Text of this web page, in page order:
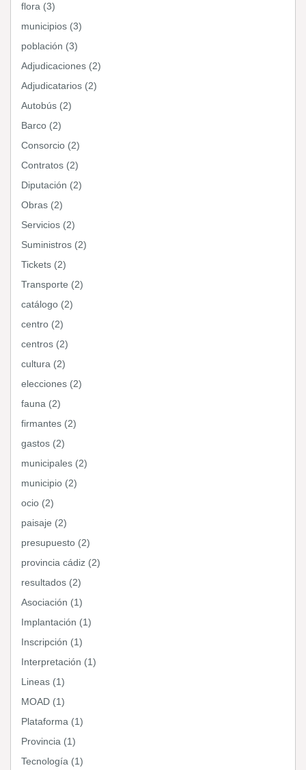
flora (3)
municipios (3)
población (3)
Adjudicaciones (2)
Adjudicatarios (2)
Autobús (2)
Barco (2)
Consorcio (2)
Contratos (2)
Diputación (2)
Obras (2)
Servicios (2)
Suministros (2)
Tickets (2)
Transporte (2)
catálogo (2)
centro (2)
centros (2)
cultura (2)
elecciones (2)
fauna (2)
firmantes (2)
gastos (2)
municipales (2)
municipio (2)
ocio (2)
paisaje (2)
presupuesto (2)
provincia cádiz (2)
resultados (2)
Asociación (1)
Implantación (1)
Inscripción (1)
Interpretación (1)
Lineas (1)
MOAD (1)
Plataforma (1)
Provincia (1)
Tecnología (1)